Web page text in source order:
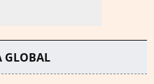
GLOBAL